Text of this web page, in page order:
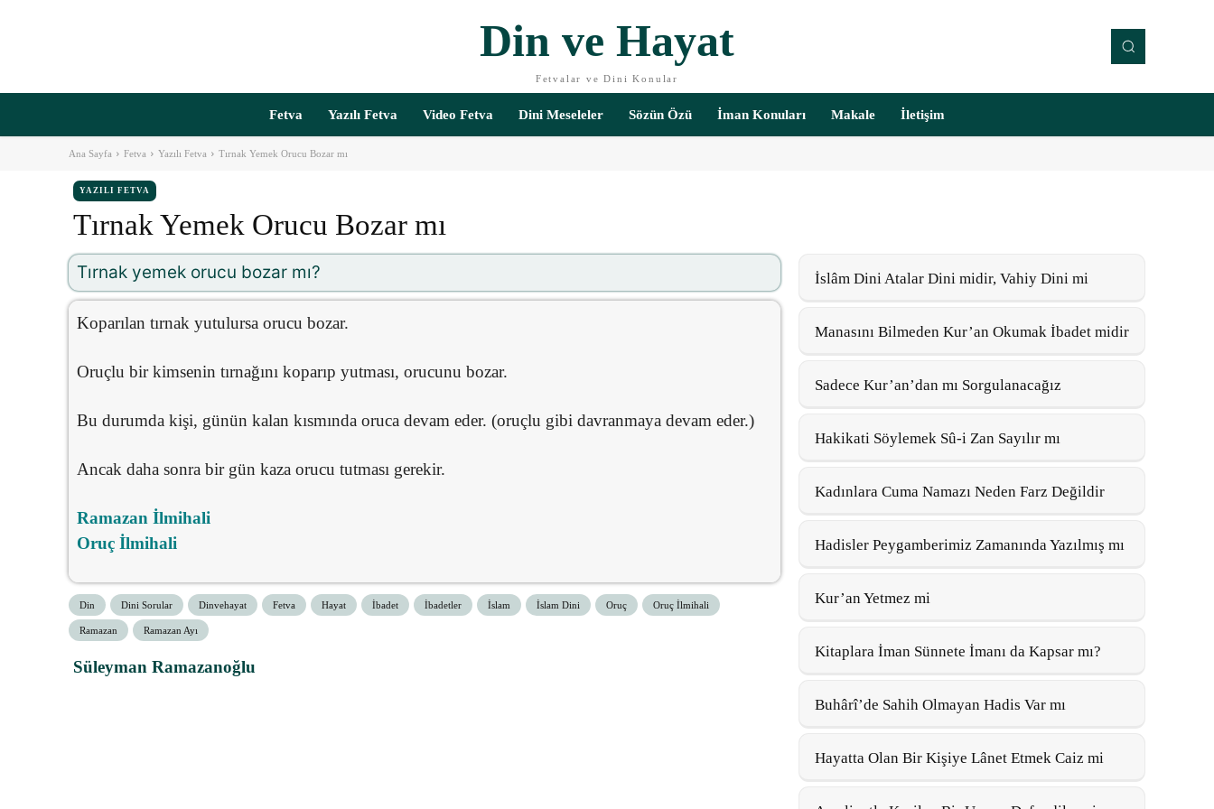
Din ve Hayat
Fetvalar ve Dini Konular
Fetva Yazılı Fetva Video Fetva Dini Meseleler Sözün Özü İman Konuları Makale İletişim
Ana Sayfa Fetva Yazılı Fetva Tırnak Yemek Orucu Bozar mı
YAZILI FETVA
Tırnak Yemek Orucu Bozar mı
Tırnak yemek orucu bozar mı?
Koparılan tırnak yutulursa orucu bozar.
Oruçlu bir kimsenin tırnağını koparıp yutması, orucunu bozar.
Bu durumda kişi, günün kalan kısmında oruca devam eder. (oruçlu gibi davranmaya devam eder.)
Ancak daha sonra bir gün kaza orucu tutması gerekir.
Ramazan İlmihali
Oruç İlmihali
Din Dini Sorular Dinvehayat Fetva Hayat İbadet İbadetler İslam İslam Dini Oruç Oruç İlmihali
Ramazan Ramazan Ayı
Süleyman Ramazanoğlu
İslâm Dini Atalar Dini midir, Vahiy Dini mi
Manasını Bilmeden Kur’an Okumak İbadet midir
Sadece Kur’an’dan mı Sorgulanacağız
Hakikati Söylemek Sû-i Zan Sayılır mı
Kadınlara Cuma Namazı Neden Farz Değildir
Hadisler Peygamberimiz Zamanında Yazılmış mı
Kur’an Yetmez mi
Kitaplara İman Sünnete İmanı da Kapsar mı?
Buhârî’de Sahih Olmayan Hadis Var mı
Hayatta Olan Bir Kişiye Lânet Etmek Caiz mi